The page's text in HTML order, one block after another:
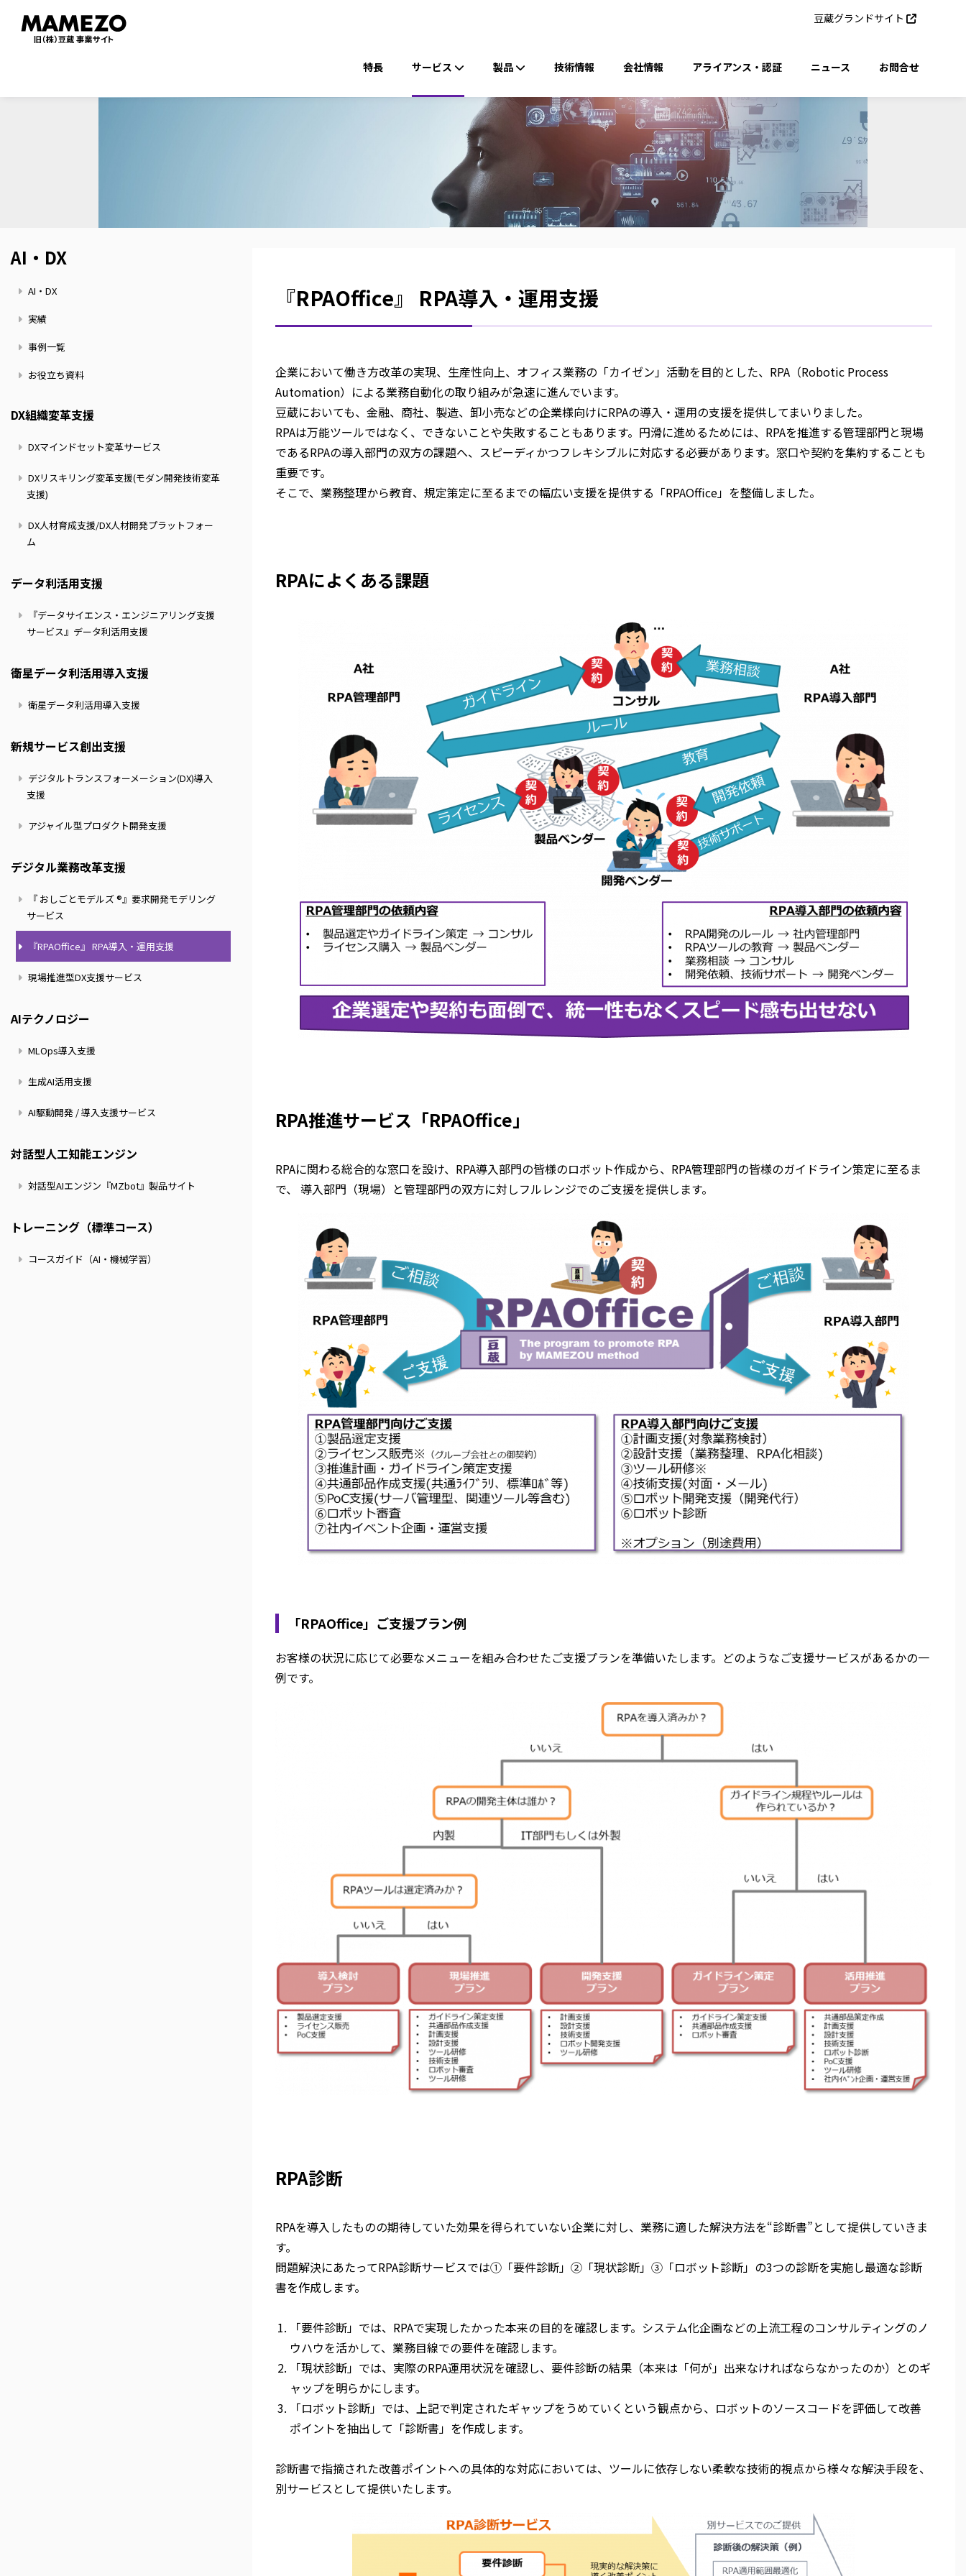
ー
豆蔵グランドサイト
ナ
特長 サービス 製品 技術情報 会社情報 アライアンス・認証 ニュース お問合せ
『RPAOffice』 RPA導入・運用支援
企業において働き方改革の実現、生産性向上、オフィス業務の「カイゼン」活動を目的とした、RPA（Robotic Process
Automation）による業務自動化の取り組みが急速に進んでいます。
豆蔵においても、金融、商社、製造、卸小売などの企業様向けにRPAの導入・運用の支援を提供してまいりました。
RPAは万能ツールではなく、できないことや失敗することもあります。円滑に進めるためには、RPAを推進する管理部門と現場
であるRPAの導入部門の双方の課題へ、スピーディかつフレキシブルに対応する必要があります。窓口や契約を集約することも
重要です。
そこで、業務整理から教育、規定策定に至るまでの幅広い支援を提供する「RPAOffice」を整備しました。
RPAによくある課題
RPA推進サービス「RPAOffice」
RPAに関わる総合的な窓口を設け、RPA導入部門の皆様のロボット作成から、RPA管理部門の皆様のガイドライン策定に至るま
で、 導入部門（現場）と管理部門の双方に対しフルレンジでのご支援を提供します。
「RPAOffice」ご支援プラン例
お客様の状況に応じて必要なメニューを組み合わせたご支援プランを準備いたします。どのようなご支援サービスがあるかの一
例です。
RPA診断
RPAを導入したものの期待していた効果を得られていない企業に対し、業務に適した解決方法を“診断書”として提供していきま
す。
問題解決にあたってRPA診断サービスでは①「要件診断」②「現状診断」③「ロボット診断」の3つの診断を実施し最適な診断
書を作成します。
「要件診断」では、RPAで実現したかった本来の目的を確認します。システム化企画などの上流工程のコンサルティングのノ
ウハウを活かして、業務目線での要件を確認します。
「現状診断」では、実際のRPA運用状況を確認し、要件診断の結果（本来は「何が」出来なければならなかったのか）とのギ
ャップを明らかにします。
「ロボット診断」では、上記で判定されたギャップをうめていくという観点から、ロボットのソースコードを評価して改善
ポイントを抽出して「診断書」を作成します。
診断書で指摘された改善ポイントへの具体的な対応においては、ツールに依存しない柔軟な技術的視点から様々な解決手段を、
別サービスとして提供いたします。
AI・DX
AI・DX
実績
事例一覧
お役立ち資料
DX組織変革支援
DXマインドセット変革サービス
DXリスキリング変革支援(モダン開発技術変革
支援)
DX人材育成支援/DX人材開発プラットフォー
ム
データ利活用支援
『データサイエンス・エンジニアリング支援
サービス』データ利活用支援
衛星データ利活用導入支援
衛星データ利活用導入支援
新規サービス創出支援
デジタルトランスフォーメーション(DX)導入
支援
アジャイル型プロダクト開発支援
デジタル業務改革支援
『 おしごとモデルズ ®』要求開発モデリング
サービス
『RPAOffice』 RPA導入・運用支援
現場推進型DX支援サービス
AIテクノロジー
MLOps導入支援
生成AI活用支援
AI駆動開発 / 導入支援サービス
対話型人工知能エンジン
対話型AIエンジン『MZbot』製品サイト
トレーニング（標準コース）
コースガイド（AI・機械学習）